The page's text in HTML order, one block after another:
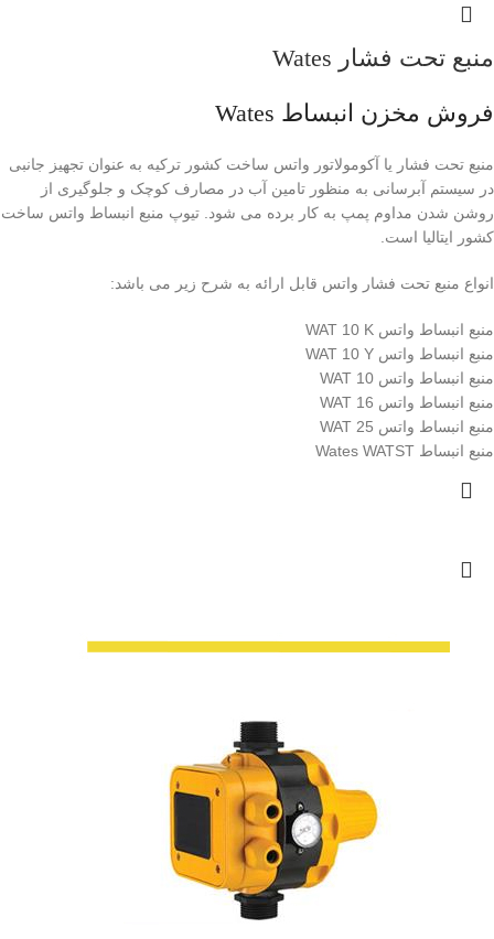
منبع تحت فشار Wates
فروش مخزن انبساط Wates
منبع تحت فشار یا آکومولاتور واتس ساخت کشور ترکیه به عنوان تجهیز جانبی
در سیستم آبرسانی به منظور تامین آب در مصارف کوچک و جلوگیری از
روشن شدن مداوم پمپ به کار برده می شود. تیوپ منبع انبساط واتس ساخت
کشور ایتالیا است.
انواع منبع تحت فشار واتس قابل ارائه به شرح زیر می باشد:
منبع انبساط واتس WAT 10 K
منبع انبساط واتس WAT 10 Y
منبع انبساط واتس WAT 10
منبع انبساط واتس WAT 16
منبع انبساط واتس WAT 25
منبع انبساط Wates WATST